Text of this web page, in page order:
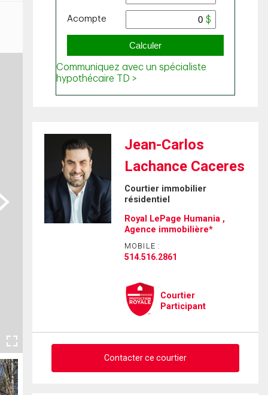
Jean-Carlos
Lachance Caceres
Courtier immobilier
résidentiel
Royal LePage Humania ,
Agence immobilière*
MOBILE :
514.516.2861
Courtier
Participant
Contacter ce courtier